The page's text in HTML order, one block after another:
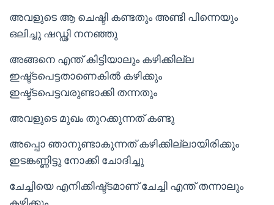
അവളുടെ ആ ചെഷ്ടി കണ്ടതും അണ്ടി പിന്നെയും
ഒലിച്ചു ഷഡ്ഢി നനഞ്ഞു
അങ്ങനെ എന്ത് കിട്ടിയാലും കഴിക്കില്ല
ഇഷ്ട്ടപെട്ടതാണെകിൽ കഴിക്കും
ഇഷ്ട്ടപെട്ടവരുണ്ടാക്കി തന്നതും
അവളുടെ മുഖം തുറക്കുന്നത് കണ്ടു
അപ്പൊ ഞാനുണ്ടാകുന്നത് കഴിക്കില്ലായിരിക്കും
ഇടങ്കണ്ണിട്ടു നോക്കി ചോദിച്ചു
ചേച്ചിയെ എനിക്കിഷ്ട്ടമാണ് ചേച്ചി എന്ത് തന്നാലും